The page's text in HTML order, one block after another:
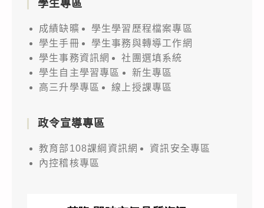
學生專區
成績缺曠
學生學習歷程檔案專區
學生手冊
學生事務與轉導工作網
學生事務資訊網
社團選填系統
學生自主學習專區
新生專區
高三升學專區
線上授課專區
政令宣導專區
教育部108課綱資訊網
資訊安全專區
內控稽核專區